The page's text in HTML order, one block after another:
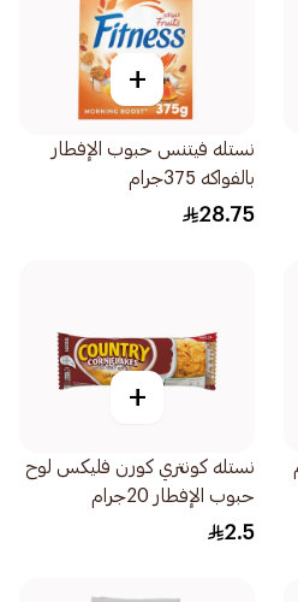
+
نستله فيتنس حبوب الإفطار
بالفواكه 375جرام
28.75
+
نستله كونتري كورن فليكس لوح
حبوب الإفطار 20جرام
2.5